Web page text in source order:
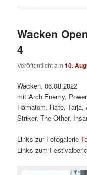
Wacken
4
Veröffentlicht am10.
Wacken, 06.08.2022
mit Arch Enemy,
Hämatom, Hate,
Striker, The Other,
Links zur Fotogalerie
Links zum